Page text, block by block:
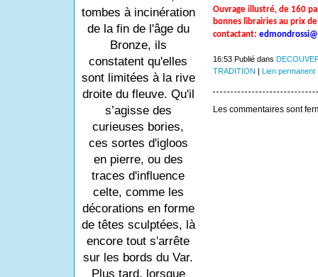
tombes à incinération
de la fin de l'âge du
Bronze, ils
constatent qu'elles
sont limitées à la rive
droite du fleuve. Qu'il
s’agisse des
curieuses bories,
ces sortes d'igloos
en pierre, ou des
traces d'influence
celte, comme les
décorations en forme
de têtes sculptées, là
encore tout s'arrête
sur les bords du Var.
Plus tard, lorsque
Ouvrage illustré, de 160
bonnes librairies au prix
contactant:
16:53 Publié dans
TRADITION | Lien permanent
Les commentaires sont